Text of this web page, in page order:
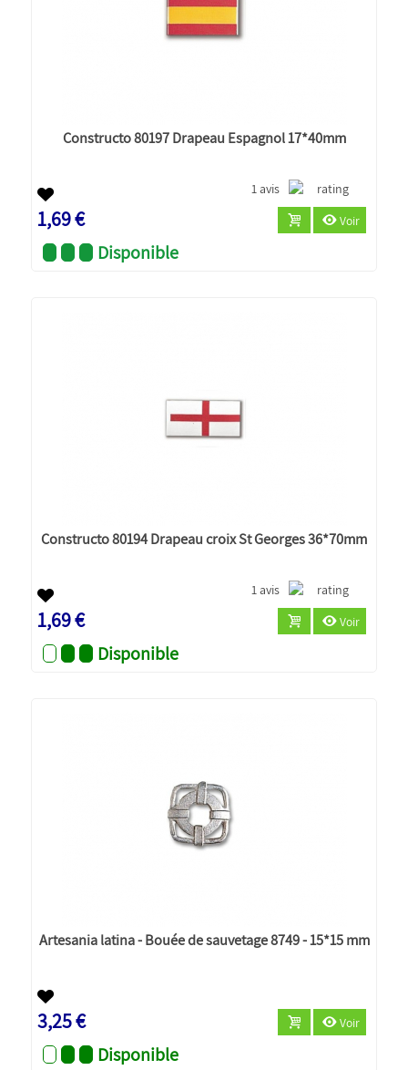
Constructo 80197 Drapeau Espagnol 17*40mm
1 avis
1,69 € Voir
Disponible
Constructo 80194 Drapeau croix St Georges 36*70mm
1 avis
1,69 € Voir
Disponible
Artesania latina - Bouée de sauvetage 8749 - 15*15 mm
3,25 € Voir
Disponible